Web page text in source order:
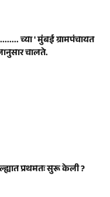
च्या ' मुंबई ग्रामपंचायत
चालते.
प्रथमतः सुरू केली ?